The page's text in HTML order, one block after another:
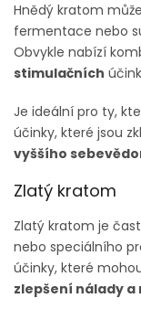
Hnědý kratom
fermentace nebo
Obvykle nabízí
stimulačních
Je ideální pro ty,
účinky, které jsou
vyššího
Zlatý kratom
Zlatý kratom je
nebo speciálního
účinky, které
zlepšení nálady a